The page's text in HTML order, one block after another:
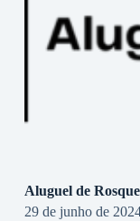
Aluguel de
29 de junho de